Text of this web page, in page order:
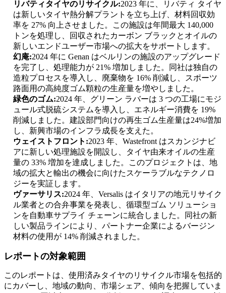
リバティタイヤのリサイクル:2023 年に、リバティ タイヤ
は新しいタイヤ熱分解プラントを立ち上げ、材料回収効
率を 27% 向上させました。この施設は年間最大 140,000
トンを処理し、回収されたカーボン ブラックとオイルの
新しいエンドユーザー市場への拡大をサポートします。
幻庵:2024 年に Genan はベルリンの施設のアップグレード
を完了し、処理能力が 21% 増加しました。同社は独自の
造粒プロセスを導入し、廃棄物を 16% 削減し、スポーツ
路面用の高純度ゴム顆粒の生産量を増やしました。
緑色のゴム:2024 年、グリーン ラバーは 3 つの工場にモジ
ュール式脱硫システムを導入し、エネルギー消費を 19%
削減しました。建設部門向けの再生ゴム生産量は24%増加
し、新興市場のインフラ成長を支えた。
ウェイストフロント:2023 年、Wastefront はスカンジナビ
アに新しい処理施設を開設し、タイヤ由来オイルの生産
量の 33% 増加を達成しました。このプロジェクトは、地
域の拡大と輸出の機会に向けたスケーラブルなテクノロ
ジーを実証します。
ヴァーサリス:2024 年、Versalis はイタリアの地元リサイク
ル業者との合弁事業を発表し、循環型ゴム ソリューショ
ンを自動車サプライ チェーンに統合しました。同社の新
しい製品ラインにより、パートナー企業によるバージン
材料の使用が 14% 削減されました。
レポートの対象範囲
このレポートは、使用済みタイヤのリサイクル市場を包括的
にカバーし、地域の動向、市場シェア、傾向を把握していま